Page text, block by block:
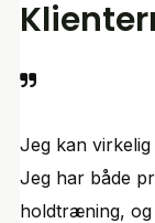
Jeg kan
Jeg har både
holdtræning, og